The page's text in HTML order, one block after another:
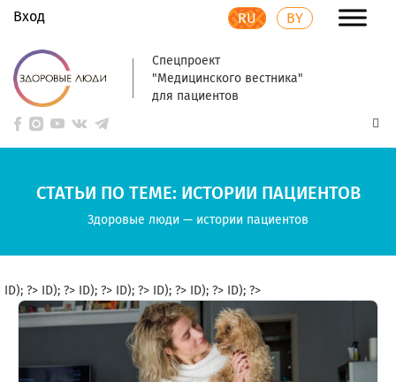
Вход RU BY
Спецпроект
"Медицинского вестника"
для пациентов
СТАТЬИ ПО ТЕМЕ: ИСТОРИИ ПАЦИЕНТОВ
Здоровые люди — истории пациентов
ID); ?> ID); ?> ID); ?> ID); ?> ID); ?> ID); ?> ID); ?>